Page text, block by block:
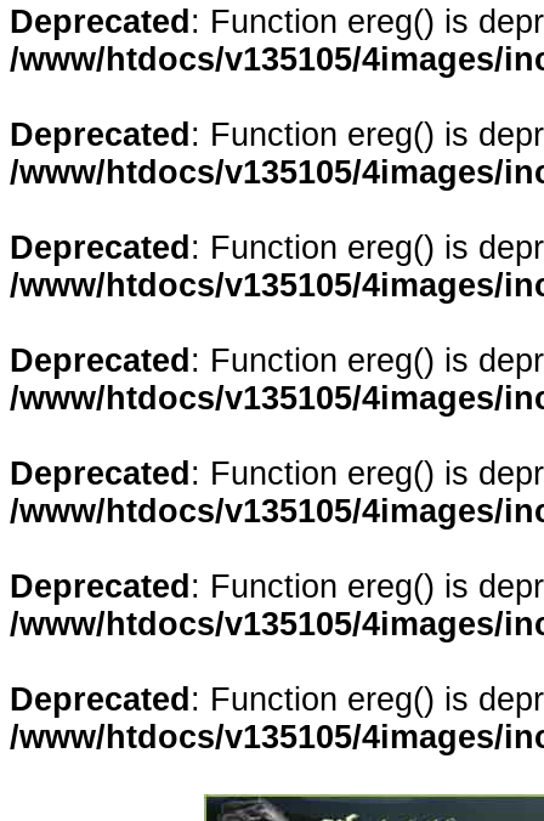
Deprecated : Function ereg() is
/www/htdocs/v135105/4images/
Deprecated : Function ereg() is
/www/htdocs/v135105/4images/
Deprecated : Function ereg() is
/www/htdocs/v135105/4images/
Deprecated : Function ereg() is
/www/htdocs/v135105/4images/
Deprecated : Function ereg() is
/www/htdocs/v135105/4images/
Deprecated : Function ereg() is
/www/htdocs/v135105/4images/
Deprecated : Function ereg() is
/www/htdocs/v135105/4images/